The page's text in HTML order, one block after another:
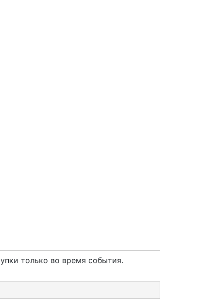
только во время события.